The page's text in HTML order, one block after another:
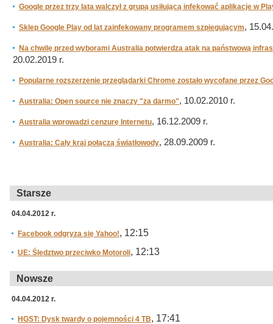
Google przez trzy lata walczył z grupą usiłującą infekować aplikacje w
Sklep Google Play od lat zainfekowany programem szpiegującym,
Na chwilę przed wyborami Australia potwierdza atak na państwową
20.02.2019 r.
Popularne rozszerzenie przeglądarki Chrome zostało wycofane przez
Australia: Open source nie znaczy "za darmo", 10.02.2010 r.
Australia wprowadzi cenzurę Internetu, 16.12.2009 r.
Australia: Cały kraj połączą światłowody, 28.09.2009 r.
Starsze
04.04.2012 r.
Facebook odgryza się Yahoo!, 12:15
UE: Śledztwo przeciwko Motoroli, 12:13
Nowsze
04.04.2012 r.
HGST: Dysk twardy o pojemności 4 TB, 17:41